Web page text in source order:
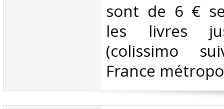
sont de 6 €
les livres
(colissimo
France